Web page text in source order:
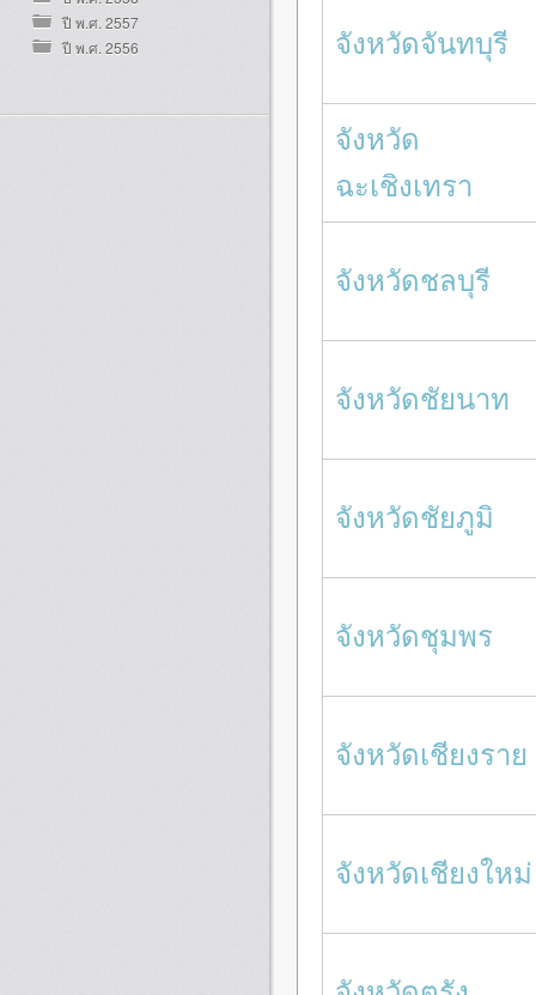
ปี พ.ศ. 2557
ปี พ.ศ. 2556
จังหวัดจันทบุรี
จังหวัด
ฉะเชิงเทรา
จังหวัดชลบุรี
จังหวัดชัยนาท
จังหวัดชัยภูมิ
จังหวัดชุมพร
จังหวัดเชียงราย
จังหวัดเชียงใหม่